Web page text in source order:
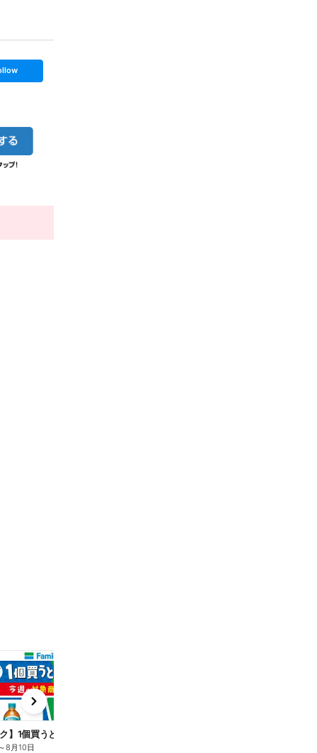
ク】1個買うと1個もらえる/麦茶
～8月10日
e
x
t